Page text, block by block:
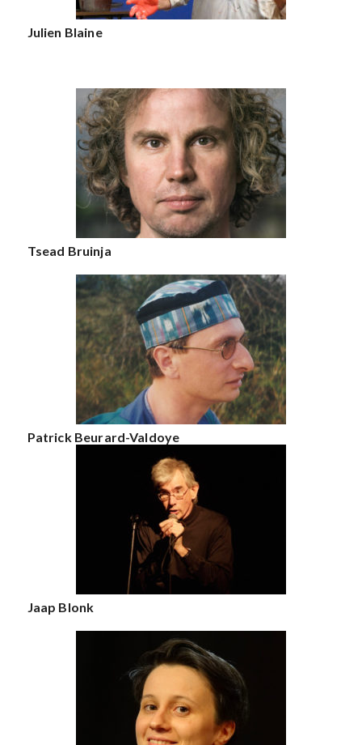
Julien Blaine
Tsead Bruinja
Patrick Beurard-Valdoye
Jaap Blonk